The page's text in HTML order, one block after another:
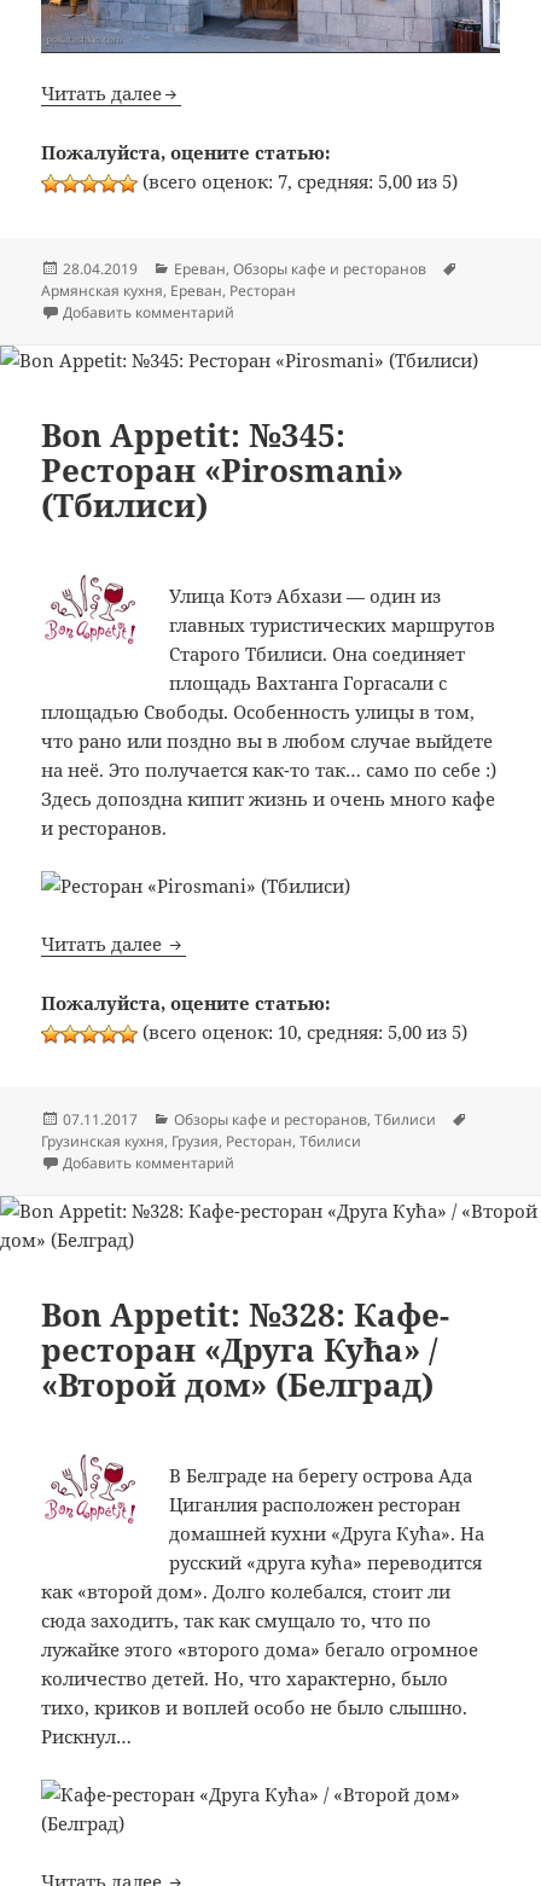
Читать далее
Пожалуйста, оцените статью:
(всего оценок: 7, средняя: 5,00 из 5)
Опубликовано
28.04.2019 Рубрики
Ереван,Обзоры кафе и ресторанов
Армянская кухня, Ереван, Ресторан
Добавить комментарий
Bon Appetit: №345:
Ресторан «Pirosmani»
(Тбилиси)
Улица Котэ Абхази — один из
главных туристических маршрутов
Старого Тбилиси. Она соединяет
площадь Вахтанга Горгасали с
площадью Свободы. Особенность улицы в том,
что рано или поздно вы в любом случае выйдете
на неё. Это получается как-то так… само по себе :)
Здесь допоздна кипит жизнь и очень много кафе
и ресторанов.
Читать далее Bon Appetit: №345: Ресторан «Pirosmani»
Пожалуйста, оцените статью:
(всего оценок: 10, средняя: 5,00 из 5)
Опубликовано
07.11.2017 Рубрики
Обзоры кафе и ресторанов,Тбилиси
Грузинская кухня, Грузия, Ресторан,Тбилиси
Добавить комментарий
Bon Appetit: №328: Кафе-
ресторан «Друга Кућа» /
«Второй дом» (Белград)
В Белграде на берегу острова Ада
Циганлия расположен ресторан
домашней кухни «Друга Кућа». На
русский «друга кућа» переводится
как «второй дом». Долго колебался, стоит ли
сюда заходить, так как смущало то, что по
лужайке этого «второго дома» бегало огромное
количество детей. Но, что характерно, было
тихо, криков и воплей особо не было слышно.
Рискнул…
Читать далее Bon Appetit: №328: Кафе-ресторан